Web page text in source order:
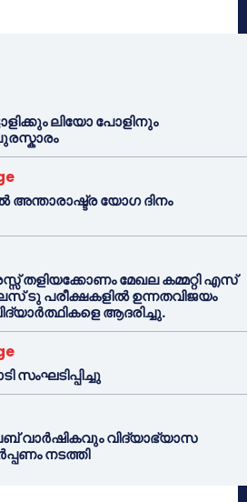
ലിയോ പോളിനും
അന്താരാഷ്ട്ര യോഗ ദിനം
മേഖല കമ്മറ്റി എസ്
ടു പരീക്ഷകളിൽ ഉന്നതവിജയം
ആദരിച്ചു.
സംഘടിപ്പിച്ചു
വാർഷികവും വിദ്യാഭ്യാസ
നടത്തി